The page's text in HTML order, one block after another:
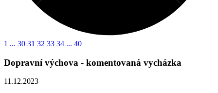
1 ... 30 31 32 33 34 ... 40
Dopravní výchova - komentovaná vycházka
11.12.2023